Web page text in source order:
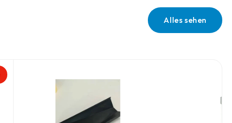
Alles sehen